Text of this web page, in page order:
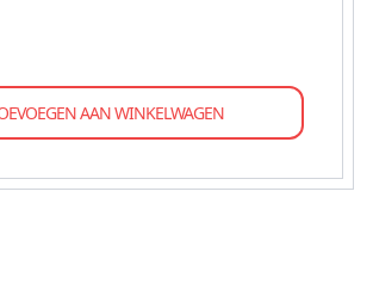
AAN WINKELWAGEN